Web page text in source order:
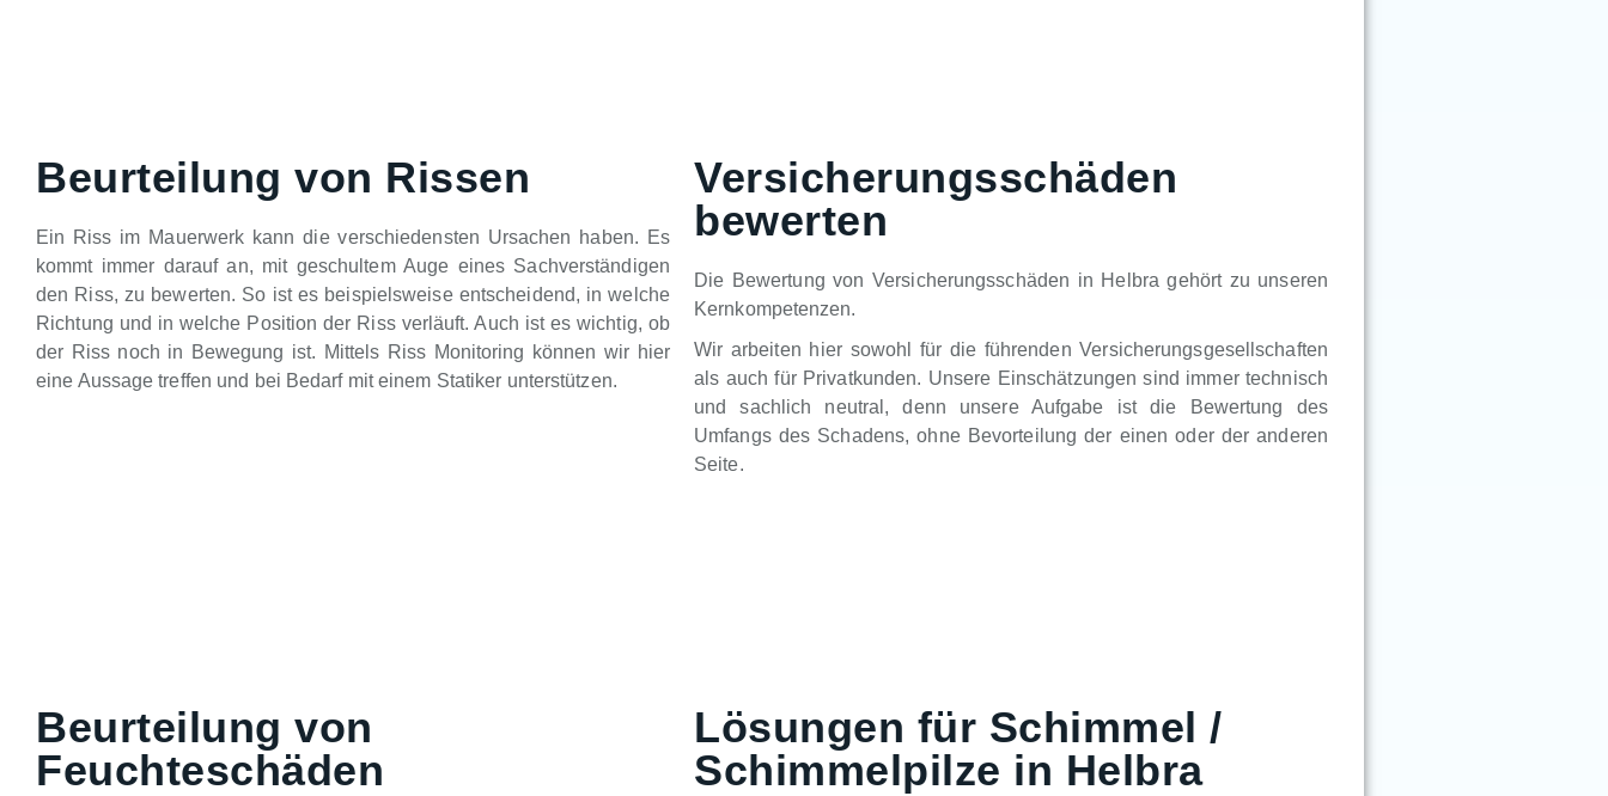
Beurteilung von Rissen
Ein Riss im Mauerwerk kann die verschiedensten Ursachen haben. Es
kommt immer darauf an, mit geschultem Auge eines Sachverständigen
den Riss, zu bewerten. So ist es beispielsweise entscheidend, in welche
Richtung und in welche Position der Riss verläuft. Auch ist es wichtig, ob
der Riss noch in Bewegung ist. Mittels Riss Monitoring können wir hier
eine Aussage treffen und bei Bedarf mit einem Statiker unterstützen.
Versicherungsschäden
bewerten
Die Bewertung von Versicherungsschäden in Helbra gehört zu unseren
Kernkompetenzen.
Wir arbeiten hier sowohl für die führenden Versicherungsgesellschaften
als auch für Privatkunden. Unsere Einschätzungen sind immer technisch
und sachlich neutral, denn unsere Aufgabe ist die Bewertung des
Umfangs des Schadens, ohne Bevorteilung der einen oder der anderen
Seite.
Beurteilung von
Feuchteschäden
Lösungen für Schimmel /
Schimmelpilze in Helbra